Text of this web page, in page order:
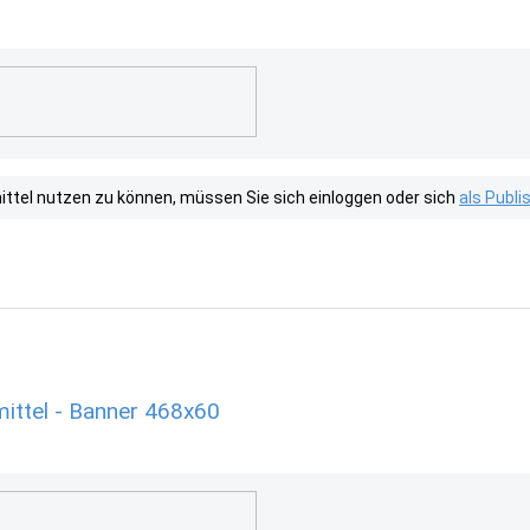
nutzen zu können, müssen Sie sich einloggen oder sich als
- Banner 468x60